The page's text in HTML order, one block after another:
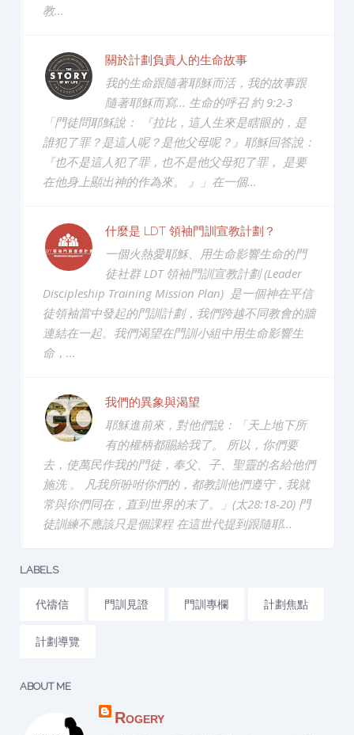
教...
關於計劃負責人的生命故事
我的生命跟隨著耶穌而活，我的故事跟
隨著耶穌而寫... 生命的呼召 約 9:2-3
「門徒問耶穌說： 『拉比，這人生來是瞎眼的，是
誰犯了罪？是這人呢？是他父母呢？』耶穌回答說：
『也不是這人犯了罪，也不是他父母犯了罪， 是要
在他身上顯出神的作為來。 』」在一個...
什麼是 LDT 領袖門訓宣教計劃？
一個火熱愛耶穌、用生命影響生命的門
徒社群 LDT 領袖門訓宣教計劃 (Leader
Discipleship Training Mission Plan) 是一個神在平信
徒領袖當中發起的門訓計劃，我們跨越不同教會的牆
連結在一起。我們渴望在門訓小組中用生命影響生
命，...
我們的異象與渴望
耶穌進前來，對他們說：「天上地下所
有的權柄都賜給我了。 所以，你們要
去，使萬民作我的門徒，奉父、子、聖靈的名給他們
施洗 。 凡我所吩咐你們的，都教訓他們遵守，我就
常與你們同在，直到世界的末了。」(太28:18-20) 門
徒訓練不應該只是個課程 在這世代提到跟隨耶...
LABELS
代禱信 門訓見證 門訓專欄 計劃焦點
計劃導覽
ABOUT ME
Rogery